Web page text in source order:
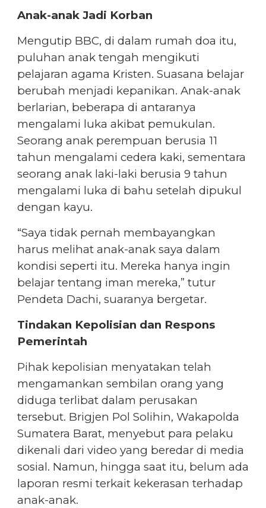
Anak-anak Jadi Korban
Mengutip BBC, di dalam rumah doa itu,
puluhan anak tengah mengikuti
pelajaran agama Kristen. Suasana belajar
berubah menjadi kepanikan. Anak-anak
berlarian, beberapa di antaranya
mengalami luka akibat pemukulan.
Seorang anak perempuan berusia 11
tahun mengalami cedera kaki, sementara
seorang anak laki-laki berusia 9 tahun
mengalami luka di bahu setelah dipukul
dengan kayu.
“Saya tidak pernah membayangkan
harus melihat anak-anak saya dalam
kondisi seperti itu. Mereka hanya ingin
belajar tentang iman mereka,” tutur
Pendeta Dachi, suaranya bergetar.
Tindakan Kepolisian dan Respons
Pemerintah
Pihak kepolisian menyatakan telah
mengamankan sembilan orang yang
diduga terlibat dalam perusakan
tersebut. Brigjen Pol Solihin, Wakapolda
Sumatera Barat, menyebut para pelaku
dikenali dari video yang beredar di media
sosial. Namun, hingga saat itu, belum ada
laporan resmi terkait kekerasan terhadap
anak-anak.